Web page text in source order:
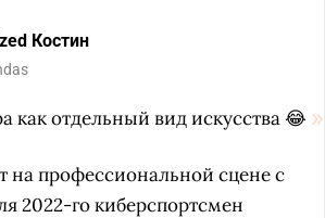
Костин
как отдельный вид искусства 😂
на профессиональной сцене с
2022-го киберспортсмен